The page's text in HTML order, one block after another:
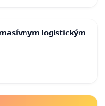
logistickým